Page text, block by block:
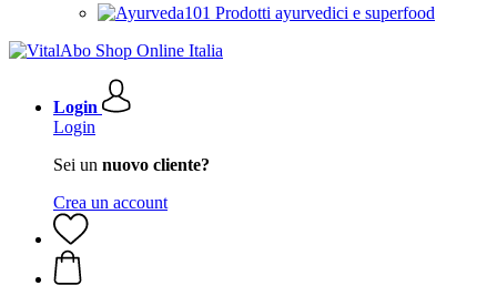
Prodotti ayurvedici e superfood
Login
Login
Sei un nuovo cliente?
Crea un account